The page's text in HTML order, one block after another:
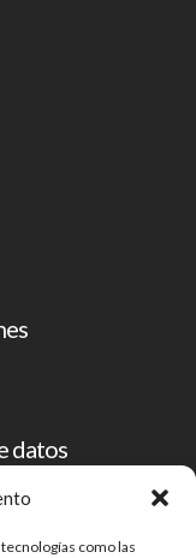
como las
datos